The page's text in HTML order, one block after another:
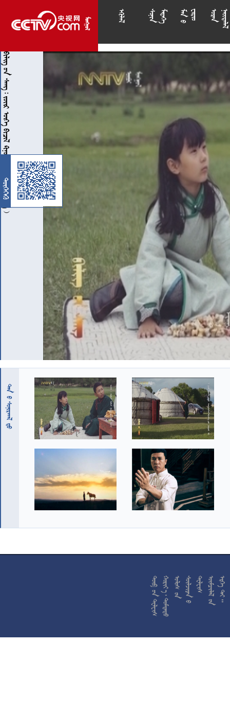
 








    











           
 










































































































